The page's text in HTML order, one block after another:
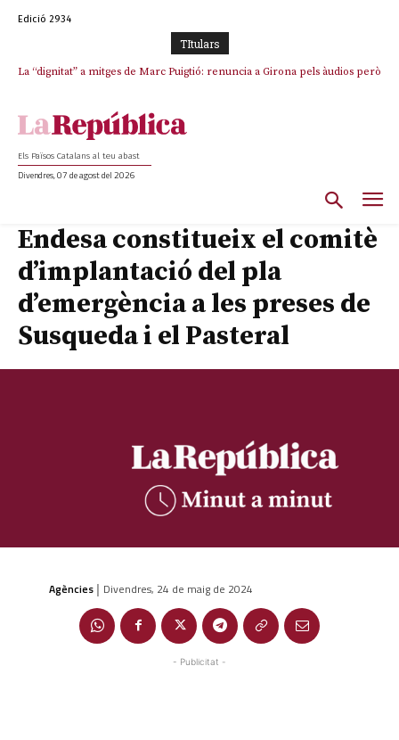
Edició 2934
TItulars
La “dignitat” a mitges de Marc Puigtió: renuncia a Girona pels àudios però
Els Països Catalans al teu abast
Divendres, 07 de agost del 2026
Endesa constitueix el comitè
d’implantació del pla
d’emergència a les preses de
Susqueda i el Pasteral
Agències | Divendres, 24 de maig de 2024
- Publicitat -